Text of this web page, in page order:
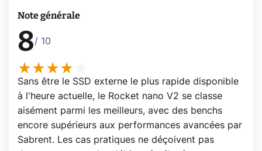
Note générale
8/ 10
Sans être le SSD externe le plus rapide disponible
à l'heure actuelle, le Rocket nano V2 se classe
aisément parmi les meilleurs, avec des benchs
encore supérieurs aux performances avancées par
Sabrent. Les cas pratiques ne déçoivent pas